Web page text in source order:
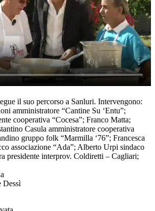
il suo percorso a Sanluri. Intervengono:
amministratore “Cantine Su ‘Entu”;
cooperativa “Cocesa”; Franco Matta;
Casula amministratore cooperativa
gruppo folk “Marmilla ‘76”; Francesca
associazione “Ada”; Alberto Urpi sindaco
presidente interprov. Coldiretti – Cagliari;
Dessì